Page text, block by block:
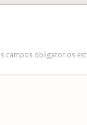
campos obligatorios